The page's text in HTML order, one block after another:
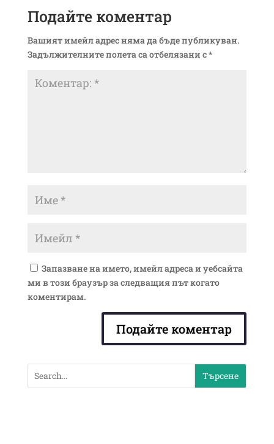
Подайте коментар
Вашият имейл адрес няма да бъде публикуван.
Задължителните полета са отбелязани с*
Запазване на името, имейл адреса и уебсайта
ми в този браузър за следващия път когато
коментирам.
Подайте коментар